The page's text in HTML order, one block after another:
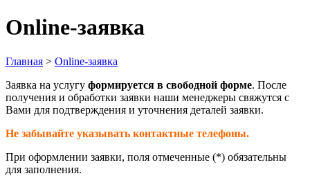
Online-заявка
Главная > Online-заявка
Заявка на услугу формируется в свободной форме. После
получения и обработки заявки наши менеджеры свяжутся с
Вами для подтверждения и уточнения деталей заявки.
Не забывайте указывать контактные телефоны.
При оформлении заявки, поля отмеченные (*) обязательны
для заполнения.